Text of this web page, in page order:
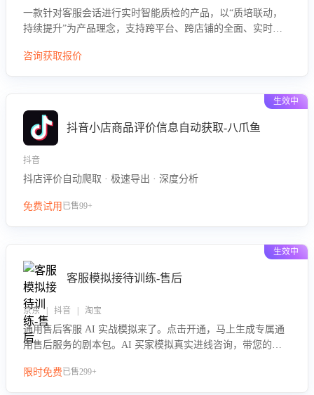
一款针对客服会话进行实时智能质检的产品，以“质培联动，
持续提升”为产品理念，支持跨平台、跨店铺的全面、实时、
队的销服能力。
咨询获取报价
生效中
抖音小店商品评价信息自动获取-八爪鱼
抖音
抖店评价自动爬取 · 极速导出 · 深度分析
免费试用 已售99+
生效中
客服模拟接待训练-售后
京东 | 抖音 | 淘宝
通用售后客服 AI 实战模拟来了。点击开通，马上生成专属通
用售后服务的剧本包。AI 买家模拟真实进线咨询，带您的客
要点，轻松提升服务能力。
限时免费已售299+